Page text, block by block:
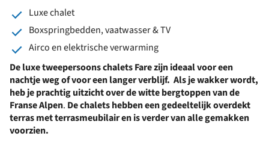
Luxe chalet
Boxspringbedden, vaatwasser & TV
Airco en elektrische verwarming
De luxe tweepersoons chalets Fare zijn ideaal voor een
nachtje weg of voor een langer verblijf. Als je wakker wordt,
heb je prachtig uitzicht over de witte bergtoppen van de
Franse Alpen. De chalets hebben een gedeeltelijk overdekt
terras met terrasmeubilair en is verder van alle gemakken
voorzien.